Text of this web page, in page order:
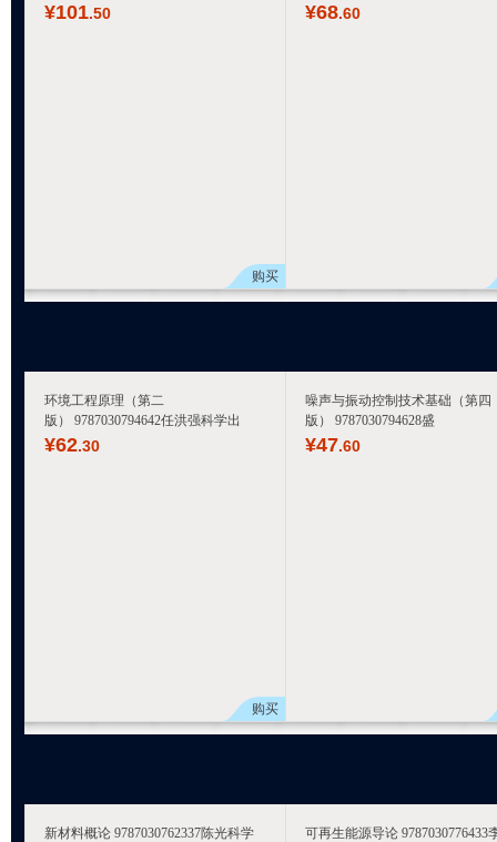
¥101.50
购买
¥68.60
环境工程原理（第二
版） 9787030794642任洪强科学出
¥62.30
购买
噪声与振动控制技术基础（第四
版） 9787030794628盛
¥47.60
新材料概论 9787030762337陈光科学
可再生能源导论 9787030776433